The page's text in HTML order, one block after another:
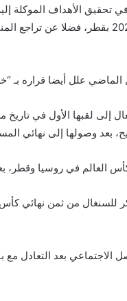
الأهداف الموكلة إليه
وبلوغ ربع نهائي كأس العالم الأخيرة
الماضي علل أيضا قراره بـ
المسابقة القارية في 2019 في مصر
العالم في روسيا
للسنغال من ثمن نهائي كأس